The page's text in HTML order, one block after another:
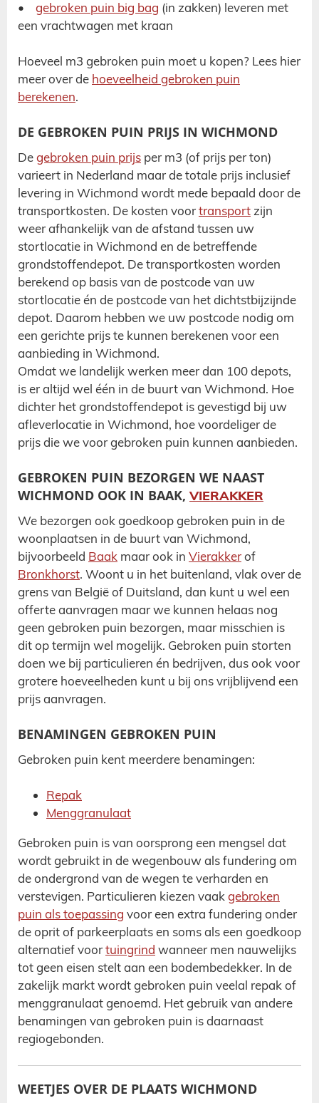
• gebroken puin big bag (in zakken) leveren met
een vrachtwagen met kraan
Hoeveel m3 gebroken puin moet u kopen? Lees hier
meer over de hoeveelheid gebroken puin
berekenen.
DE GEBROKEN PUIN PRIJS IN WICHMOND
Degebroken puin prijs per m3 (of prijs per ton)
varieert in Nederland maar de totale prijs inclusief
levering in Wichmond wordt mede bepaald door de
transportkosten. De kosten voortransport zijn
weer afhankelijk van de afstand tussen uw
stortlocatie in Wichmond en de betreffende
grondstoffendepot. De transportkosten worden
berekend op basis van de postcode van uw
stortlocatie én de postcode van het dichtstbijzijnde
depot. Daarom hebben we uw postcode nodig om
een gerichte prijs te kunnen berekenen voor een
aanbieding in Wichmond.
Omdat we landelijk werken meer dan 100 depots,
is er altijd wel één in de buurt van Wichmond. Hoe
dichter hetgrondstoffendepot is gevestigd bij uw
afleverlocatie in Wichmond, hoe voordeliger de
prijs die we voor gebroken puin kunnen aanbieden.
GEBROKEN PUIN BEZORGEN WE NAAST
WICHMOND OOK IN BAAK, VIERAKKER
We bezorgen ook goedkoop gebroken puin in de
woonplaatsen in de buurt van Wichmond,
bijvoorbeeld Baak maar ook in Vierakkerof
Bronkhorst. Woont u in het buitenland, vlak over de
grens van België of Duitsland, dan kunt u wel een
offerte aanvragen maar we kunnen helaas nog
geen gebroken puin bezorgen, maar misschien is
dit op termijn wel mogelijk. Gebroken puin storten
doen we bij particulieren én bedrijven, dus ook voor
grotere hoeveelheden kunt u bij ons vrijblijvend een
prijs aanvragen.
BENAMINGEN GEBROKEN PUIN
Gebroken puin kent meerdere benamingen:
Repak
Menggranulaat
Gebroken puin is van oorsprong een mengsel dat
wordt gebruikt in de wegenbouw als fundering om
de ondergrond van de wegen te verharden en
verstevigen. Particulieren kiezen vaakgebroken
puin als toepassing voor een extra fundering onder
de oprit of parkeerplaats en soms als een goedkoop
alternatief voortuingrind wanneer men nauwelijks
tot geen eisen stelt aan een bodembedekker. In de
zakelijk markt wordt gebroken puin veelal repak of
menggranulaat genoemd. Het gebruik van andere
benamingen van gebroken puin is daarnaast
regiogebonden.
WEETJES OVER DE PLAATS WICHMOND